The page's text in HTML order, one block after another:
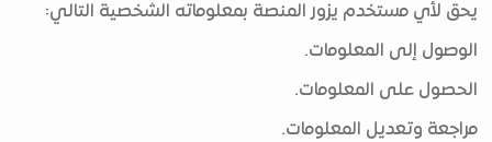
يحق لأي مستخدم يزور المنصة بمعلوماته الشخصية التالي:
الوصول إلى المعلومات.
الحصول على المعلومات.
مراجعة وتعديل المعلومات.